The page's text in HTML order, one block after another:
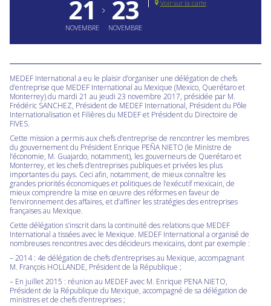
21
NOVEMBRE
23
NOVEMBRE
Voir sur la carte
MEDEF International a eu le plaisir d’organiser une délégation de chefs
d’entreprise que MEDEF International au Mexique (Mexico, Querétaro et
Monterrey) du mardi 21 au jeudi 23 novembre 2017, présidée par M.
Frédéric SANCHEZ, Président de MEDEF International, Président du Pôle
Internationalisation et Filières du MEDEF et Président du Directoire de
FIVES.
Cette mission a permis aux chefs d’entreprise de rencontrer les membres
du gouvernement du Président Enrique PEÑA NIETO (le Ministre de
l’économie, M. Guajardo, notamment), les gouverneurs de Querétaro et
Monterrey, et les chefs d’entreprises publiques et privées les plus
importantes du pays. Ceci afin, notamment, de mieux connaître les
grandes priorités économiques et politiques de l’exécutif mexicain, de
mieux comprendre la mise en œuvre des réformes en faveur de
l’environnement des affaires, et d’affiner les stratégies des entreprises
françaises au Mexique.
Cette délégation s’inscrit dans la continuité des relations que MEDEF
International a tissées avec le Mexique. MEDEF International a organisé de
nombreuses rencontres avec des décideurs mexicains, dont par exemple :
– 2014 : 4e délégation de chefs d’entreprises au Mexique, accompagnant
M. François HOLLANDE, Président de la République ;
– En juillet 2015 : réunion au MEDEF avec M. Enrique PENA NIETO,
Président de la République du Mexique, accompagné de sa délégation de
ministres et de chefs d’entreprises ;